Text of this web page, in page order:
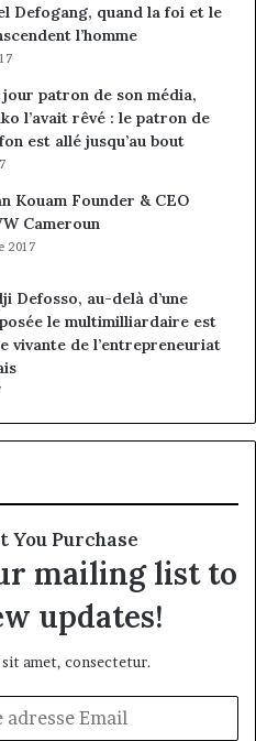
Defogang, quand la foi et le
l’homme
jour patron de son média,
l’avait rêvé : le patron de
est allé jusqu’au bout
Kouam Founder & CEO
Cameroun
2017
Defosso, au-delà d’une
le multimilliardaire est
vivante de l’entrepreneuriat
You Purchase
mailing list to
updates!
amet, consectetur.